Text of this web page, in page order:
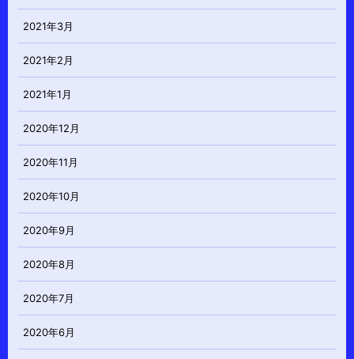
2021年3月
2021年2月
2021年1月
2020年12月
2020年11月
2020年10月
2020年9月
2020年8月
2020年7月
2020年6月